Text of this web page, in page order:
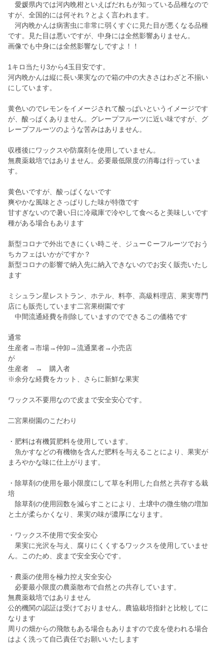
愛媛県内では河内晩柑といえばだれもが知っている品種なので
すが、全国的には何それ？とよく言われます。
河内晩かんは病害虫に非常に弱くすぐに見た目が悪くなる品種
です。見た目は悪いですが、中身には全然影響ありません。
画像でも中身には全然影響なしですよ！！
1キロ当たり3から4玉目安です。
河内晩かんは縦に長い果実なので箱の中の大きさはわざと不揃い
にしています。
黄色いのでレモンをイメージされて酸っぱいというイメージです
が、酸っぱくありません。グレープフルーツに近い味ですが、グ
レープフルーツのような苦みはありません。
収穫後にワックスや防腐剤を使用していません。
無農薬栽培ではありません。必要最低限度の消毒は行っていま
す。
黄色いですが、酸っぱくないです
爽やかな風味とさっぱりした味が特徴です
甘すぎないので暑い日に冷蔵庫で冷やして食べると美味しいです
種がある場合もあります
新型コロナで外出できにくい時こそ、ジューＣーフルーツでおう
ちカフェはいかがですか？
新型コロナの影響で納入先に納入できないのでお安く販売いたし
ます
ミシュラン星レストラン、ホテル、料亭、高級料理店、果実専門
店にも販売しています二宮果樹園です
中間流通経費を削除していますのでできるこの価格です
通常
生産者→市場→仲卸→流通業者→小売店
が
生産者 → 購入者
※余分な経費をカット、さらに新鮮な果実
ワックス不要用なので皮まで安全安心です。
二宮果樹園のこだわり
・肥料は有機質肥料を使用しています。
魚かすなどの有機物を含んだ肥料を与えることにより、果実が
まろやかな味に仕上がります。
・除草剤の使用を最小限度にして草を利用した自然と共存する栽
培
除草剤の使用回数を減らすことにより、土壌中の微生物の増加
と土が柔らかくなり、果実の味が濃厚になります。
・ワックス不使用で安全安心
果実に光沢を与え、腐りにくくするワックスを使用していませ
ん。このため、皮まで安全安心です。
・農薬の使用を極力控え安全安心
必要最小限度の農薬散布で自然との共存しています。
無農薬栽培ではありません
公的機関の認証は受けておりません。農協栽培指針と比較してに
なります
周りの畑からの飛散もある場合もありますので皮を使われる場合
はよく洗って自己責任でお願いいたします